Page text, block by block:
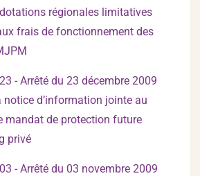
régionales limitatives
frais de fonctionnement des
- Arrêté du 23 décembre 2009
notice d’information jointe au
mandat de protection future
privé
- Arrêté du 03 novembre 2009